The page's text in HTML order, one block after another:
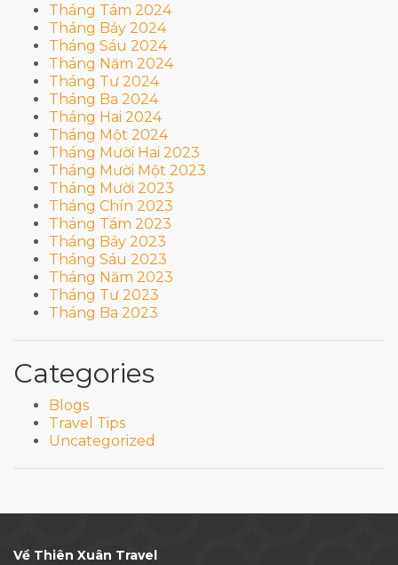
Tháng Tám 2024
Tháng Bảy 2024
Tháng Sáu 2024
Tháng Năm 2024
Tháng Tư 2024
Tháng Ba 2024
Tháng Hai 2024
Tháng Một 2024
Tháng Mười Hai 2023
Tháng Mười Một 2023
Tháng Mười 2023
Tháng Chín 2023
Tháng Tám 2023
Tháng Bảy 2023
Tháng Sáu 2023
Tháng Năm 2023
Tháng Tư 2023
Tháng Ba 2023
Categories
Blogs
Travel Tips
Uncategorized
Về Thiên Xuân Travel